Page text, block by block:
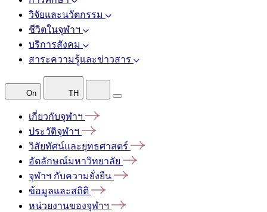
วิจัยและนวัตกรรม
ชีวิตในจุฬาฯ
บริการสังคม
สาระความรู้และข่าวสาร
On TH
เกี่ยวกับจุฬาฯ
ประวัติจุฬาฯ
วิสัยทัศน์และยุทธศาสตร์
อัตลักษณ์มหาวิทยาลัย
จุฬาฯ กับความยั่งยืน
ข้อมูลและสถิติ
หน่วยงานของจุฬาฯ